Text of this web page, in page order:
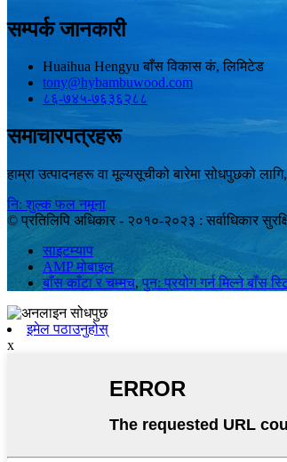
सम्पर्क जानकारी
Huaihua Hengyu बाँस विकास कं, लिमिटेड
tony@hybambuwood.com
८६-७४५-७६३६२८८
समाचारपत्रहरू
हाम्रा उत्पादनहरू वा मूल्यसूचीको बारेमा सोधपुछको
नि: शुल्क फल नमूना
© प्रतिलिपि अधिकार - २०१०-२०२३ : सर्वाधिकार
साइटम्याप
AMP मोबाइल
बाँस काँटा र चम्मच,पुन: प्रयोग गर्न मिल्ने बाँस
इमेल पठाउनुहोस्
x